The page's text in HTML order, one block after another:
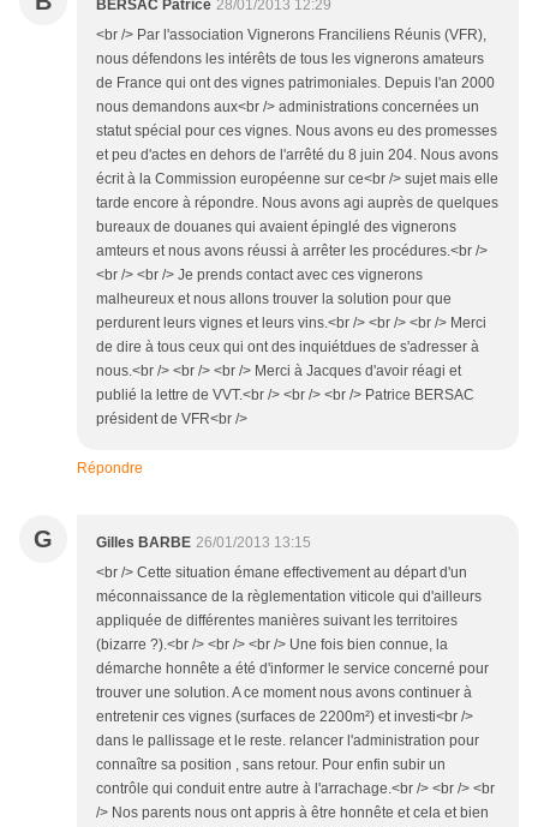
BERSAC Patrice 28/01/2013 12:29
<br /> Par l'association Vignerons Franciliens Réunis (VFR),
nous défendons les intérêts de tous les vignerons amateurs
de France qui ont des vignes patrimoniales. Depuis l'an 2000
nous demandons aux<br /> administrations concernées un
statut spécial pour ces vignes. Nous avons eu des promesses
et peu d'actes en dehors de l'arrêté du 8 juin 204. Nous avons
écrit à la Commission européenne sur ce<br /> sujet mais elle
tarde encore à répondre. Nous avons agi auprès de quelques
bureaux de douanes qui avaient épinglé des vignerons
amteurs et nous avons réussi à arrêter les procédures.<br />
<br /> <br /> Je prends contact avec ces vignerons
malheureux et nous allons trouver la solution pour que
perdurent leurs vignes et leurs vins.<br /> <br /> <br /> Merci
de dire à tous ceux qui ont des inquiétdues de s'adresser à
nous.<br /> <br /> <br /> Merci à Jacques d'avoir réagi et
publié la lettre de VVT.<br /> <br /> <br /> Patrice BERSAC
président de VFR<br />
Répondre
G Gilles BARBE 26/01/2013 13:15
<br /> Cette situation émane effectivement au départ d'un
méconnaissance de la règlementation viticole qui d'ailleurs
appliquée de différentes manières suivant les territoires
(bizarre ?).<br /> <br /> <br /> Une fois bien connue, la
démarche honnête a été d'informer le service concerné pour
trouver une solution. A ce moment nous avons continuer à
entretenir ces vignes (surfaces de 2200m²) et investi<br />
dans le pallissage et le reste. relancer l'administration pour
connaître sa position , sans retour. Pour enfin subir un
contrôle qui conduit entre autre à l'arrachage.<br /> <br /> <br
/> Nos parents nous ont appris à être honnête et cela et bien